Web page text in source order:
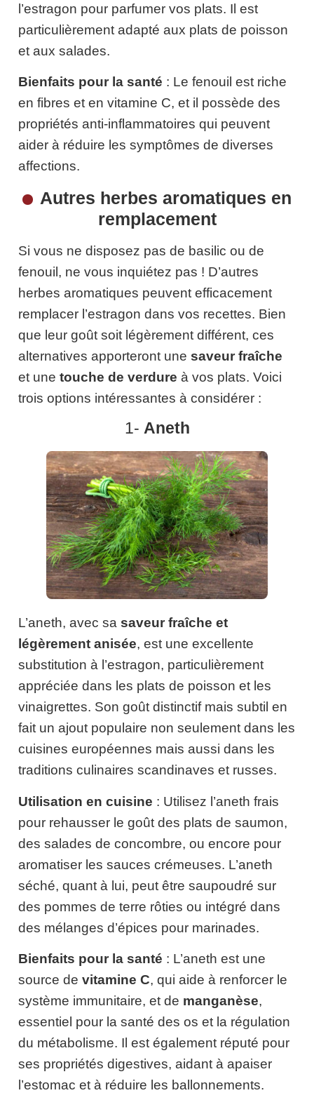
l’estragon pour parfumer vos plats. Il est
particulièrement adapté aux plats de poisson
et aux salades.
Bienfaits pour la santé : Le fenouil est riche
en fibres et en vitamine C, et il possède des
propriétés anti-inflammatoires qui peuvent
aider à réduire les symptômes de diverses
affections.
Autres herbes aromatiques en
remplacement
Si vous ne disposez pas de basilic ou de
fenouil, ne vous inquiétez pas ! D’autres
herbes aromatiques peuvent efficacement
remplacer l’estragon dans vos recettes. Bien
que leur goût soit légèrement différent, ces
alternatives apporteront une saveur fraîche
et une touche de verdure à vos plats. Voici
trois options intéressantes à considérer :
1- Aneth
L’aneth, avec sa saveur fraîche et
légèrement anisée, est une excellente
substitution à l’estragon, particulièrement
appréciée dans les plats de poisson et les
vinaigrettes. Son goût distinctif mais subtil en
fait un ajout populaire non seulement dans les
cuisines européennes mais aussi dans les
traditions culinaires scandinaves et russes.
Utilisation en cuisine : Utilisez l’aneth frais
pour rehausser le goût des plats de saumon,
des salades de concombre, ou encore pour
aromatiser les sauces crémeuses. L’aneth
séché, quant à lui, peut être saupoudré sur
des pommes de terre rôties ou intégré dans
des mélanges d’épices pour marinades.
Bienfaits pour la santé : L’aneth est une
source de vitamine C, qui aide à renforcer le
système immunitaire, et de manganèse,
essentiel pour la santé des os et la régulation
du métabolisme. Il est également réputé pour
ses propriétés digestives, aidant à apaiser
l’estomac et à réduire les ballonnements.